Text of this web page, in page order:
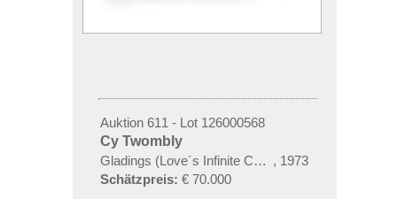
Auktion 611 - Lot 126000568
Cy Twombly
Gladings (Love´s Infinite Causes)
, 1973
Schätzpreis: € 70.000